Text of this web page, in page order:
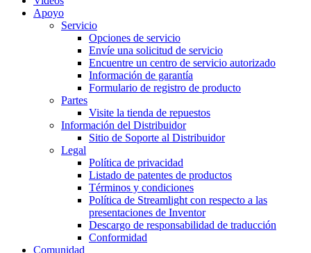
Apoyo
Servicio
Opciones de servicio
Envíe una solicitud de servicio
Encuentre un centro de servicio autorizado
Información de garantía
Formulario de registro de producto
Partes
Visite la tienda de repuestos
Información del Distribuidor
Sitio de Soporte al Distribuidor
Legal
Política de privacidad
Listado de patentes de productos
Términos y condiciones
Política de Streamlight con respecto a las
presentaciones de Inventor
Descargo de responsabilidad de traducción
Conformidad
Comunidad